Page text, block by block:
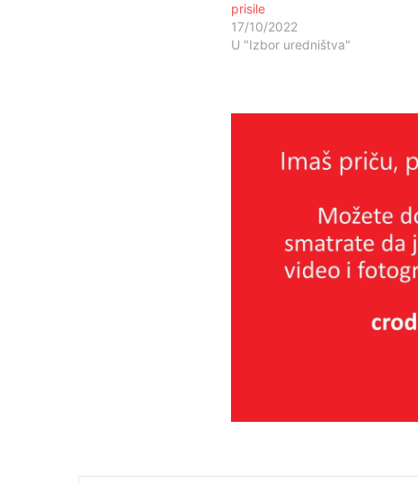
prisile
17/10/2022
U "Izbor uredništva"